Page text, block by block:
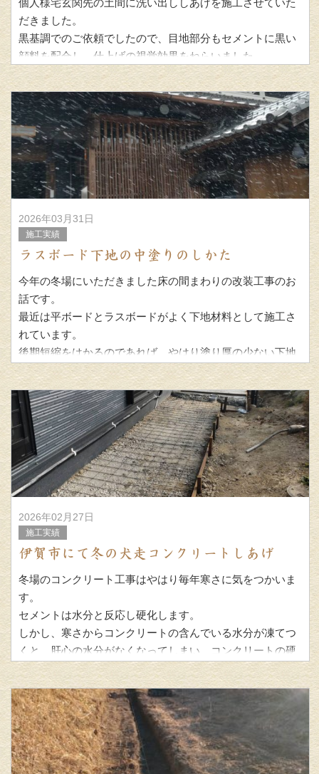
だきました。
黒基調でのご依頼でしたので、目地部分もセメントに黒い
顔料を配合し、仕上げの視覚効果をねらいました。
やはり、というか案の定 冬場のことで凍てつき対策
2026年03月31日
施工実績
ラスボード下地の中塗りのしかた
今年の冬場にいただきました床の間まわりの改装工事のお
話です。
最近は平ボードとラスボードがよく下地材料として施工さ
れています。
後期短縮をはかるのであれば、やはり塗り厚の少ない下地
の乾燥までが早い平ボードが有利です
2026年02月27日
施工実績
伊賀市にて冬の犬走コンクリートしあげ
冬場のコンクリート工事はやはり毎年寒さに気をつかいま
す。
セメントは水分と反応し硬化します。
しかし、寒さからコンクリートの含んでいる水分が凍てつ
くと、肝心の水分がなくなってしまい、コンクリートの硬
化不良となってし